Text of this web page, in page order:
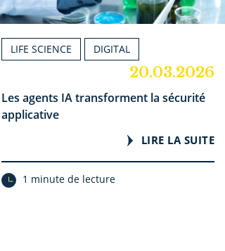
LIFE SCIENCE DIGITAL
20.03.2026
Les agents IA transforment la sécurité
applicative
LIRE LA SUITE
1 minute de lecture